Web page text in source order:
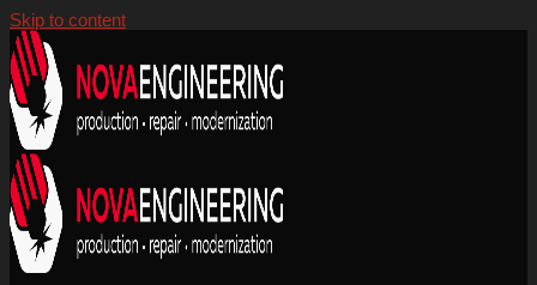
Skip to content